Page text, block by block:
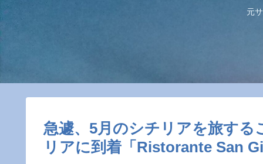
元
急遽、5月のシチリアを旅す
リアに到着「Ristorante San